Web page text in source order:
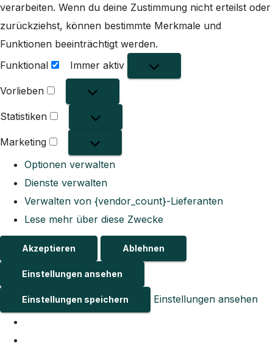
verarbeiten. Wenn du deine Zustimmung nicht erteilst oder
zurückziehst, können bestimmte Merkmale und
Funktionen beeinträchtigt werden.
Funktional
Immer aktiv
Vorlieben
Vorlieben
Statistiken
Statistiken
Marketing
Marketing
Optionen verwalten
Dienste verwalten
Verwalten von {vendor_count}-Lieferanten
Lese mehr über diese Zwecke
Akzeptieren Ablehnen
Einstellungen ansehen
Einstellungen speichern Einstellungen ansehen